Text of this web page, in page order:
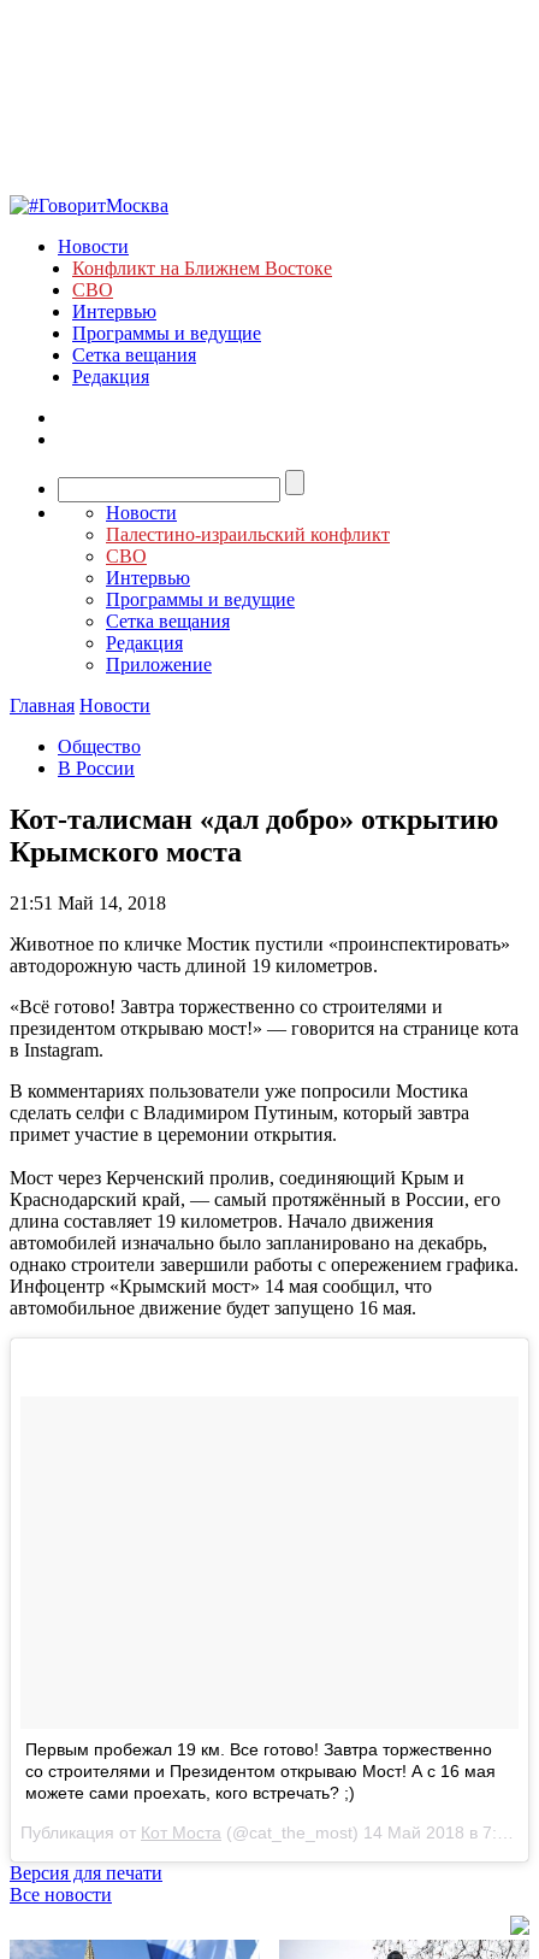
Новости
Конфликт на Ближнем Востоке
СВО
Интервью
Программы и ведущие
Сетка вещания
Редакция
Новости
Палестино-израильский конфликт
СВО
Интервью
Программы и ведущие
Сетка вещания
Редакция
Приложение
Главная Новости
Общество
В России
Кот-талисман «дал добро» открытию
Крымского моста
21:51 Май 14, 2018
Животное по кличке Мостик пустили «проинспектировать»
автодорожную часть длиной 19 километров.
«Всё готово! Завтра торжественно со строителями и
президентом открываю мост!» — говорится на странице кота
в Instagram.
В комментариях пользователи уже попросили Мостика
сделать селфи с Владимиром Путиным, который завтра
примет участие в церемонии открытия.
Мост через Керченский пролив, соединяющий Крым и
Краснодарский край, — самый протяжённый в России, его
длина составляет 19 километров. Начало движения
автомобилей изначально было запланировано на декабрь,
однако строители завершили работы с опережением графика.
Инфоцентр «Крымский мост» 14 мая сообщил, что
автомобильное движение будет запущено 16 мая.
Первым пробежал 19 км. Все готово! Завтра торжественно
со строителями и Президентом открываю Мост! А с 16 мая
можете сами проехать, кого встречать? ;)
Публикация от Кот Моста (@cat_the_most) 14 Май 2018 в 7:19 PDT
Версия для печати
Все новости